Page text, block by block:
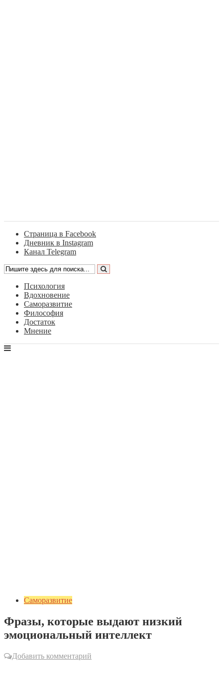
Страница в Facebook
Дневник в Instagram
Канал Telegram
Психология
Вдохновение
Саморазвитие
Философия
Достаток
Мнение
Саморазвитие
Фразы, которые выдают низкий
эмоциональный интеллект
Добавить комментарий